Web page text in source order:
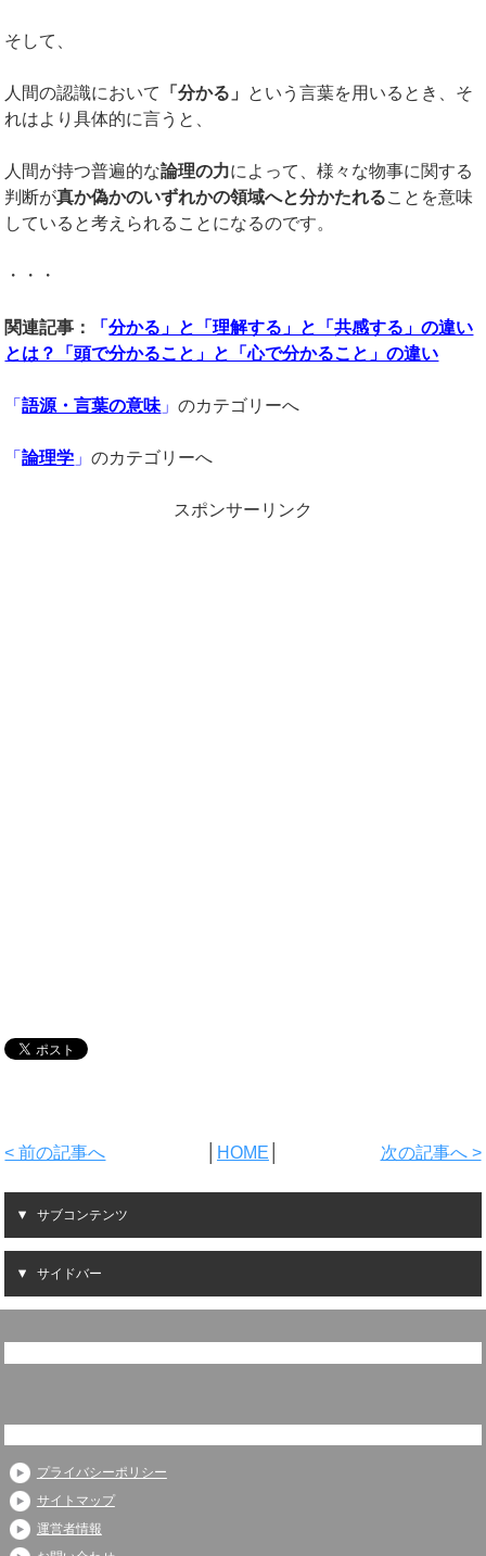
そして、
人間の認識において 「分かる」 という言葉を用いるとき、そ
れはより具体的に言うと、
人間が持つ普遍的な論理の力によって、様々な物事に関する
判断が真か偽かのいずれかの領域へと分かたれることを意味
していると考えられることになるのです。
・・・
関連記事： 「分かる」と「理解する」と「共感する」の違い
とは？「頭で分かること」と「心で分かること」の違い
「語源・言葉の意味」のカテゴリーへ
「論理学 」のカテゴリーへ
スポンサーリンク
< 前の記事へ HOME 次の記事へ >
サブコンテンツ
サイドバー
プライバシーポリシー
サイトマップ
運営者情報